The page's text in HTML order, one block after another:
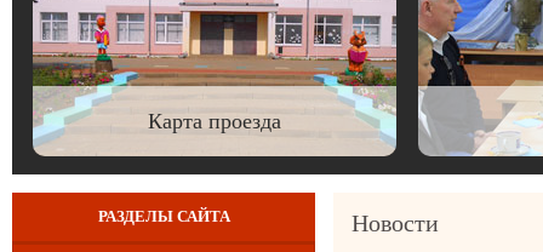
Карта проезда
РАЗДЕЛЫ САЙТА Новости